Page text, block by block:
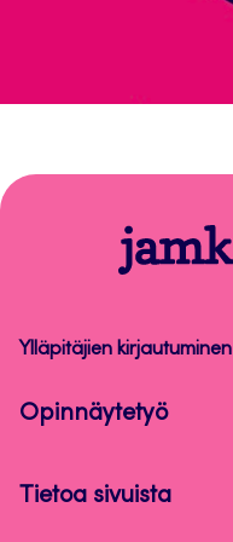
Opinnäytetyö
Ylläpitäjien kirjautuminen
Opinnäytetyö
Tietoa sivuista